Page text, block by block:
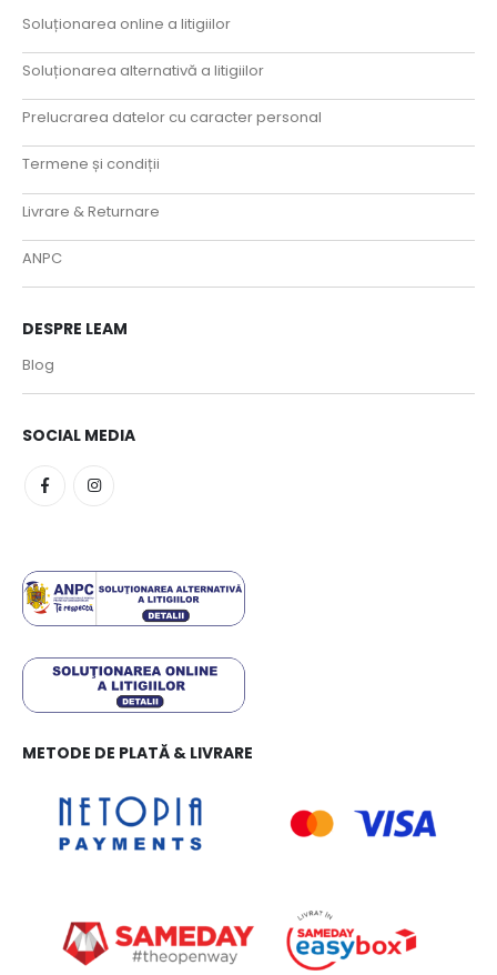
Soluționarea online a litigiilor
Soluționarea alternativă a litigiilor
Prelucrarea datelor cu caracter personal
Termene și condiții
Livrare & Returnare
ANPC
DESPRE LEAM
Blog
SOCIAL MEDIA
METODE DE PLATĂ & LIVRARE